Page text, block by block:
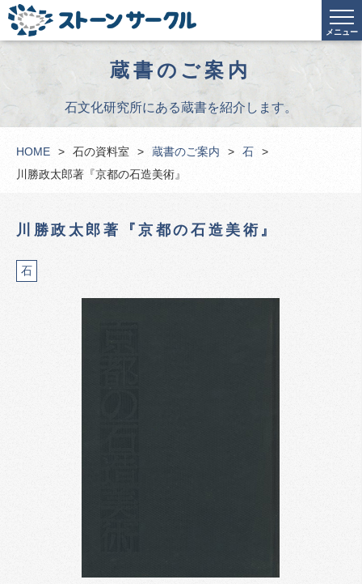
メニュー
蔵書のご案内
石文化研究所にある蔵書を紹介します。
HOME 石の資料室 蔵書のご案内
石
川勝政太郎著『京都の石造美術』
川勝政太郎著『京都の石造美術』
石